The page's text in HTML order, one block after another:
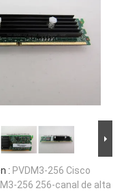
: PVDM3-256 Cisco
256 256-canal de alta